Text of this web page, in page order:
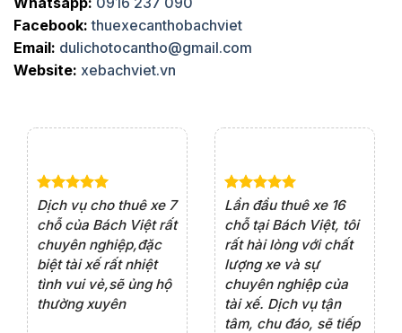
Facebook: thuexecanthobachviet
Email: dulichotocantho@gmail.com
Website: xebachviet.vn
Dịch vụ cho thuê xe 7
chỗ của Bách Việt rất
chuyên nghiệp,đặc
biệt tài xế rất nhiệt
tình vui vẻ,sẽ ủng hộ
thường xuyên
Lần đầu thuê xe 16
chỗ tại Bách Việt, tôi
rất hài lòng với chất
lượng xe và sự
chuyên nghiệp của
tài xế. Dịch vụ tận
tâm, chu đáo, sẽ tiếp